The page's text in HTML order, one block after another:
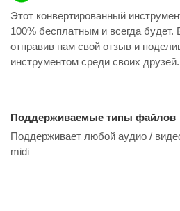
Этот конвертированный
100% бесплатным и всегда
отправив нам свой отзыв и
инструментом среди своих
Поддерживаемые типы файлов
Поддерживает любой аудио /
midi